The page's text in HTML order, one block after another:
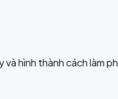
hình thành cách làm